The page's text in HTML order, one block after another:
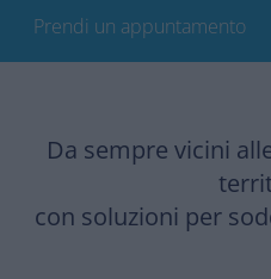
SOLIDITÀ
Prendi un appuntamento
Da sempre vicini
con soluzioni per